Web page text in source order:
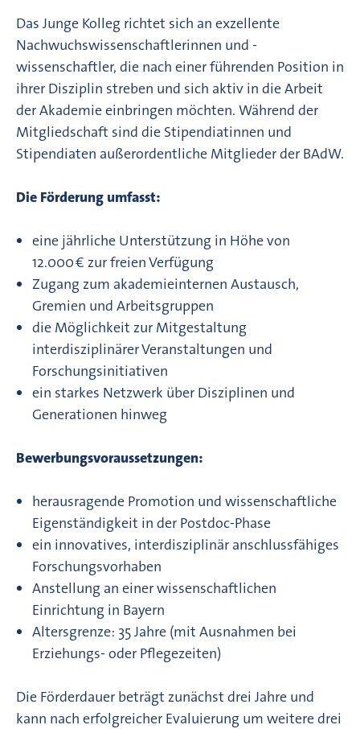
Das Junge Kolleg richtet sich an exzellente
Nachwuchswissenschaftlerinnen und -
wissenschaftler, die nach einer führenden Position in
ihrer Disziplin streben und sich aktiv in die Arbeit
der Akademie einbringen möchten. Während der
Mitgliedschaft sind die Stipendiatinnen und
Stipendiaten außerordentliche Mitglieder der BAdW.
Die Förderung umfasst:
eine jährliche Unterstützung in Höhe von
12.000 € zur freien Verfügung
Zugang zum akademieinternen Austausch,
Gremien und Arbeitsgruppen
die Möglichkeit zur Mitgestaltung
interdisziplinärer Veranstaltungen und
Forschungsinitiativen
ein starkes Netzwerk über Disziplinen und
Generationen hinweg
Bewerbungsvoraussetzungen:
herausragende Promotion und wissenschaftliche
Eigenständigkeit in der Postdoc-Phase
ein innovatives, interdisziplinär anschlussfähiges
Forschungsvorhaben
Anstellung an einer wissenschaftlichen
Einrichtung in Bayern
Altersgrenze: 35 Jahre (mit Ausnahmen bei
Erziehungs- oder Pflegezeiten)
Die Förderdauer beträgt zunächst drei Jahre und
kann nach erfolgreicher Evaluierung um weitere drei